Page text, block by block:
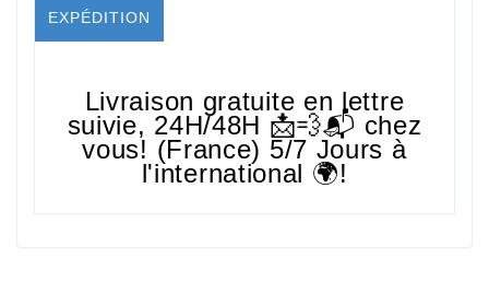
EXPÉDITION
Livraison gratuite en lettre
suivie, 24H/48H 📩💨📬 chez
vous! (France) 5/7 Jours à
l'international 🌍!